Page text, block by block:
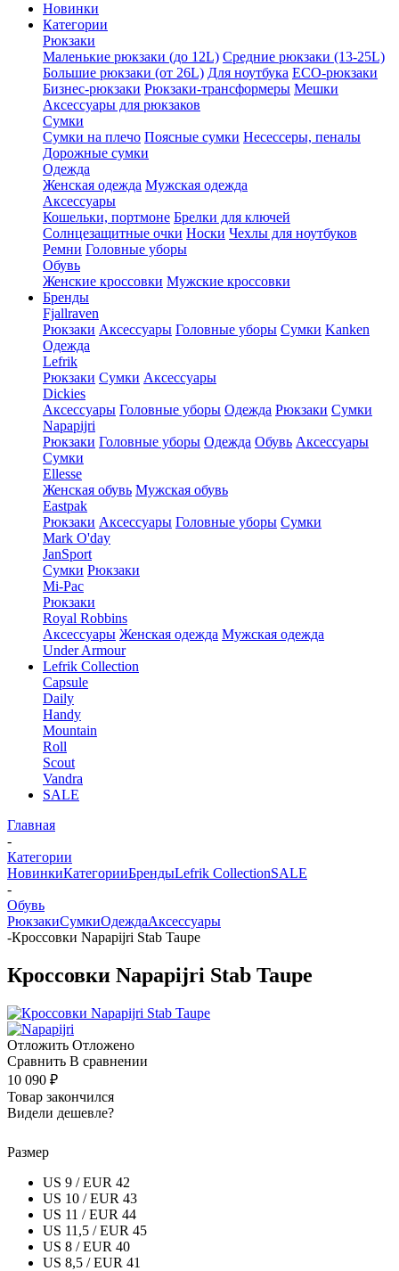
Новинки
Категории
Рюкзаки
Маленькие рюкзаки (до 12L) Средние рюкзаки (13-25L)
Большие рюкзаки (от 26L) Для ноутбука ECO-рюкзаки
Бизнес-рюкзаки Рюкзаки-трансформеры Мешки
Аксессуары для рюкзаков
Сумки
Сумки на плечо Поясные сумки Несессеры, пеналы
Дорожные сумки
Одежда
Женская одежда Мужская одежда
Аксессуары
Кошельки, портмоне Брелки для ключей
Солнцезащитные очки Носки Чехлы для ноутбуков
Ремни Головные уборы
Обувь
Женские кроссовки Мужские кроссовки
Бренды
Fjallraven
Рюкзаки Аксессуары Головные уборы Сумки Kanken
Одежда
Lefrik
Рюкзаки Сумки Аксессуары
Dickies
Аксессуары Головные уборы Одежда Рюкзаки Сумки
Napapijri
Рюкзаки Головные уборы Одежда Обувь Аксессуары
Сумки
Ellesse
Женская обувь Мужская обувь
Eastpak
Рюкзаки Аксессуары Головные уборы Сумки
Mark O'day
JanSport
Сумки Рюкзаки
Mi-Pac
Рюкзаки
Royal Robbins
Аксессуары Женская одежда Мужская одежда
Under Armour
Lefrik Collection
Capsule
Daily
Handy
Mountain
Roll
Scout
Vandra
SALE
Главная
-
Категории
НовинкиКатегорииБрендыLefrik CollectionSALE
-
Обувь
РюкзакиСумкиОдеждаАксессуары
-Кроссовки Napapijri Stab Taupe
Кроссовки Napapijri Stab Taupe
Отложить Отложено
Сравнить В сравнении
10 090 ₽
Товар закончился
Видели дешевле?
Размер
US 9 / EUR 42
US 10 / EUR 43
US 11 / EUR 44
US 11,5 / EUR 45
US 8 / EUR 40
US 8,5 / EUR 41